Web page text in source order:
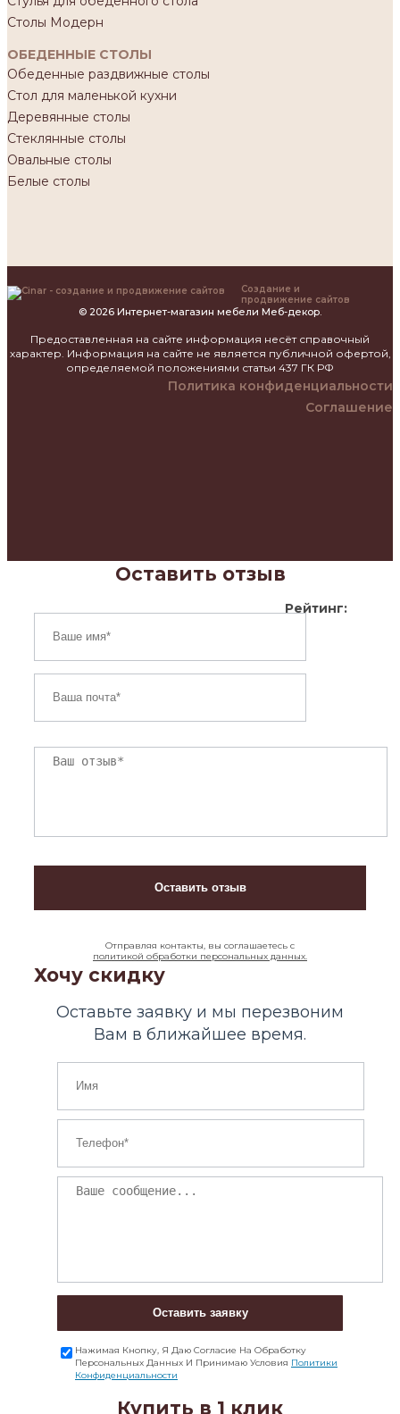
Столы Модерн
ОБЕДЕННЫЕ СТОЛЫ
Обеденные раздвижные столы
Стол для маленькой кухни
Деревянные столы
Стеклянные столы
Овальные столы
Белые столы
Создание и
продвижение сайтов
© 2026 Интернет-магазин мебели Меб-декор.
Предоставленная на сайте информация несёт справочный
характер. Информация на сайте не является публичной офертой,
определяемой положениями статьи 437 ГК РФ
Политика конфиденциальности
Соглашение
Оставить отзыв
Рейтинг:
Отправляя контакты, вы соглашаетесь с
политикой обработки персональных данных.
Хочу скидку
Оставьте заявку и мы перезвоним
Вам в ближайшее время.
Оставить заявку
Нажимая Кнопку, Я Даю Согласие На Обработку
Персональных Данных И Принимаю Условия Политики
Конфиденциальности
Купить в 1 клик